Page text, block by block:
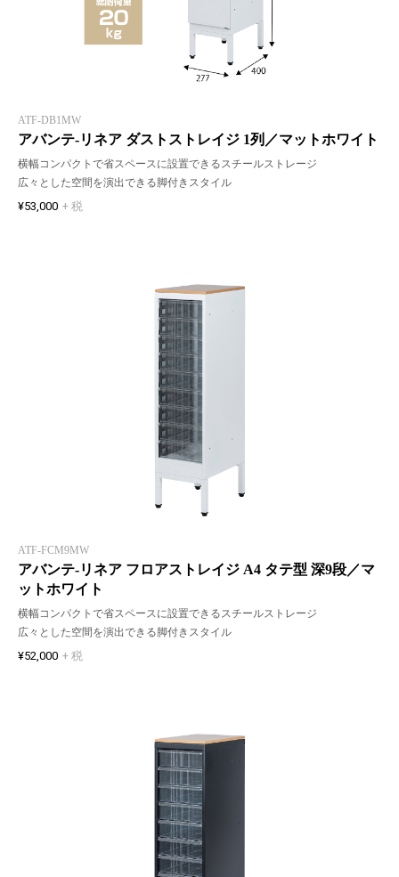
ATF-DB1MW
アバンテ-リネア ダストストレイジ 1列／マットホワイト
横幅コンパクトで省スペースに設置できるスチールストレージ
広々とした空間を演出できる脚付きスタイル
¥53,000 + 税
ATF-FCM9MW
アバンテ-リネア フロアストレイジ A4 タテ型 深9段／マ
ットホワイト
横幅コンパクトで省スペースに設置できるスチールストレージ
広々とした空間を演出できる脚付きスタイル
¥52,000 + 税